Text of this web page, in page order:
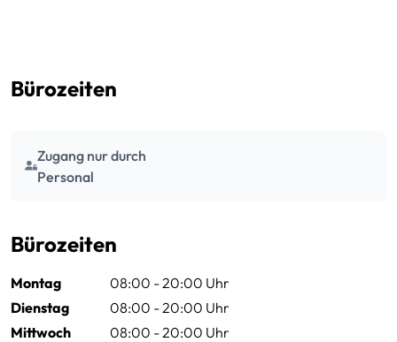
Bürozeiten
Zugang nur durch
Personal
Bürozeiten
Montag
08:00 - 20:00 Uhr
Dienstag
08:00 - 20:00 Uhr
Mittwoch
08:00 - 20:00 Uhr